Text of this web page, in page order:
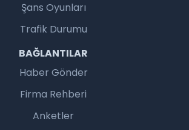
Şans Oyunları
Trafik Durumu
BAĞLANTILAR
Haber Gönder
Firma Rehberi
Anketler